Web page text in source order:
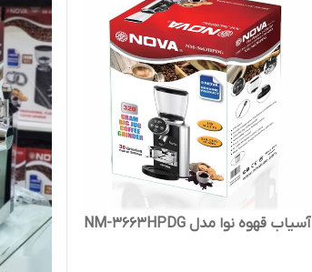
آسیاب قهوه نوا مدل NM-3663HPDG